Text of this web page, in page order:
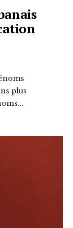
plus
...